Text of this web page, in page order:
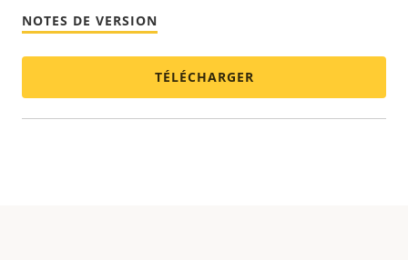
NOTES DE VERSION
TÉLÉCHARGER